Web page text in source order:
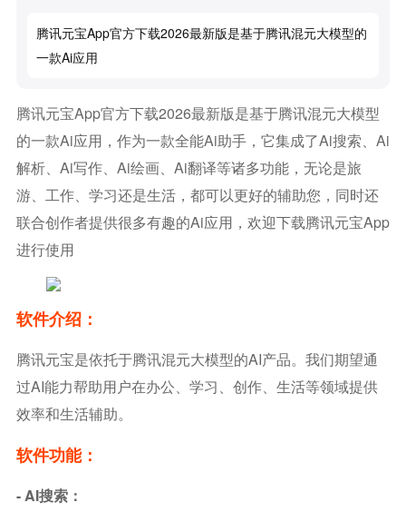
腾讯元宝app官方下载2026最新版是基于腾讯混元大模型的
一款ai应用
腾讯元宝app官方下载2026最新版是基于腾讯混元大模型
的一款ai应用，作为一款全能ai助手，它集成了ai搜索、ai
解析、ai写作、ai绘画、ai翻译等诸多功能，无论是旅
游、工作、学习还是生活，都可以更好的辅助您，同时还
联合创作者提供很多有趣的ai应用，欢迎下载腾讯元宝app
进行使用
软件介绍：
腾讯元宝是依托于腾讯混元大模型的AI产品。我们期望通
过AI能力帮助用户在办公、学习、创作、生活等领域提供
效率和生活辅助。
软件功能：
- AI搜索：